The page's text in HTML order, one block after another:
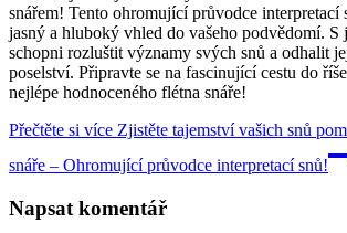
snářem! Tento ohromující průvodce interpretací
jasný a hluboký vhled do vašeho podvědomí. S
schopni rozluštit významy svých snů a odhalit
poselství. Připravte se na fascinující cestu do
nejlépe hodnoceného flétna snáře!
Přečtěte si více Zjistěte tajemství vašich snů
snáře – Ohromující průvodce interpretací snů!
Napsat komentář